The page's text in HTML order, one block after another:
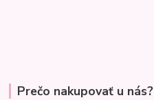
Prečo nakupovať u nás?